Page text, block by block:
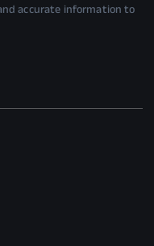
accurate information to